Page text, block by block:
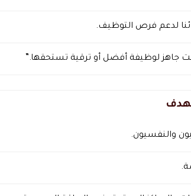
لدعم فرص التوظيف.
جاهز لوظيفة أفضل أو ترقية تستحقها.”
والنفسيون.